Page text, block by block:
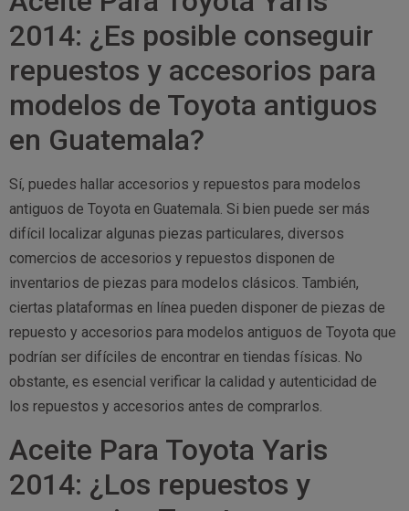
2014: ¿Es posible conseguir
repuestos y accesorios para
modelos de Toyota antiguos
en Guatemala?
Sí, puedes hallar accesorios y repuestos para modelos
antiguos de Toyota en Guatemala. Si bien puede ser más
difícil localizar algunas piezas particulares, diversos
comercios de accesorios y repuestos disponen de
inventarios de piezas para modelos clásicos. También,
ciertas plataformas en línea pueden disponer de piezas de
repuesto y accesorios para modelos antiguos de Toyota que
podrían ser difíciles de encontrar en tiendas físicas. No
obstante, es esencial verificar la calidad y autenticidad de
los repuestos y accesorios antes de comprarlos.
Aceite Para Toyota Yaris
2014: ¿Los repuestos y